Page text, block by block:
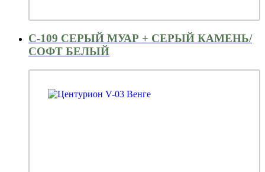
С-109 СЕРЫЙ МУАР + СЕРЫЙ КАМЕНЬ/
СОФТ БЕЛЫЙ